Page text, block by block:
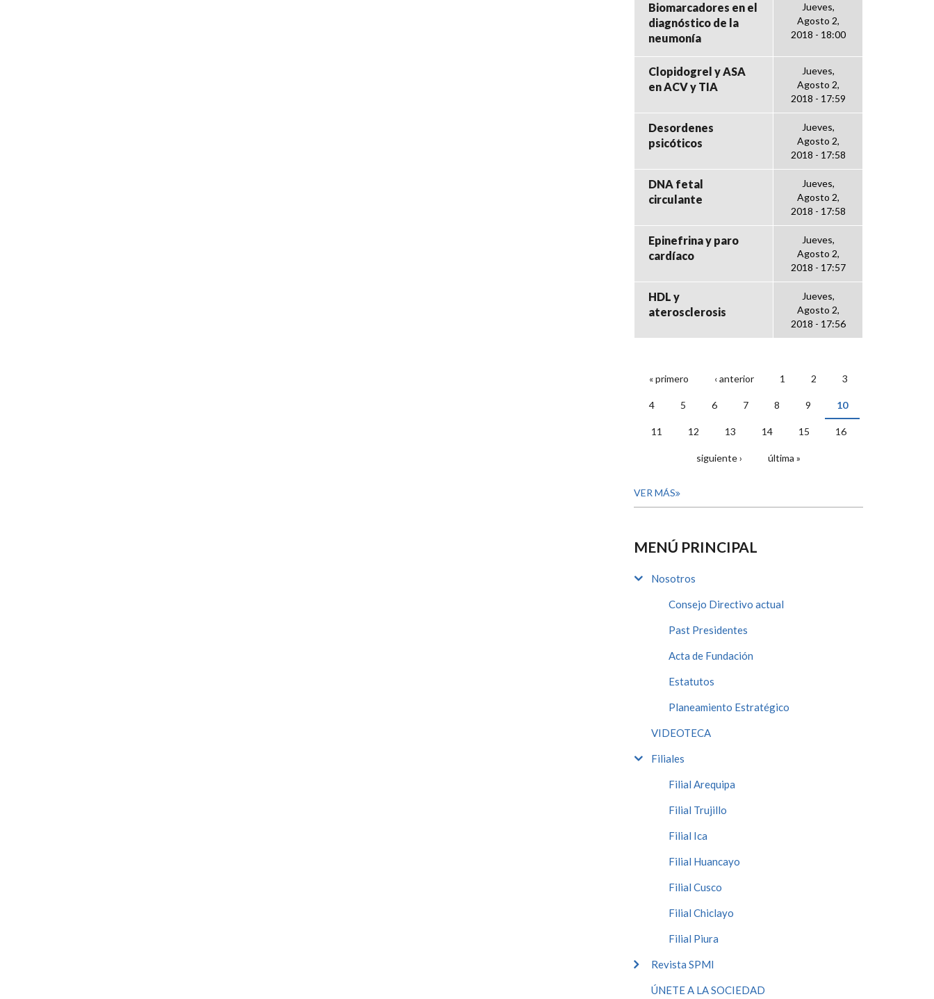
Biomarcadores en el
diagnóstico de la
neumonía
Jueves,
Agosto 2,
2018 - 18:00
Clopidogrel y ASA
en ACV y TIA
Jueves,
Agosto 2,
2018 - 17:59
Desordenes
psicóticos
Jueves,
Agosto 2,
2018 - 17:58
DNA fetal
circulante
Jueves,
Agosto 2,
2018 - 17:58
Epinefrina y paro
cardíaco
Jueves,
Agosto 2,
2018 - 17:57
HDL y
aterosclerosis
Jueves,
Agosto 2,
2018 - 17:56
PÁGINAS
« primero ‹ anterior 1 2 3
4 5 6 7 8 9 10
11 12 13 14 15 16
siguiente › última »
VER MÁS
MENÚ PRINCIPAL
Nosotros
Consejo Directivo actual
Past Presidentes
Acta de Fundación
Estatutos
Planeamiento Estratégico
VIDEOTECA
Filiales
Filial Arequipa
Filial Trujillo
Filial Ica
Filial Huancayo
Filial Cusco
Filial Chiclayo
Filial Piura
Revista SPMI
ÚNETE A LA SOCIEDAD